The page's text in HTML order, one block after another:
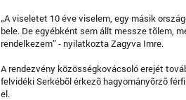
„A viseletet 10 éve viselem, egy másik
bele. De egyébként sem állt messze tõlem,
rendelkezem” - nyilatkozta Zagyva Imre.
A rendezvény közösségkovácsoló erejét
felvidéki Serkébõl érkezõ hagyományõrzõ
el.